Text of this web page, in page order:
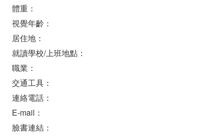
體重：
視覺年齡：
居住地：
就讀學校/上班地點：
職業：
交通工具：
連絡電話：
E-mail：
臉書連結：